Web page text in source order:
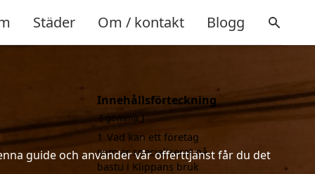
Städer Om / kontakt Blogg
guide och använder vår offerttjänst får du det
Innehållsförteckning
gömma
1 Vad kan ett företag
som är specialiserat på
bastu i Klippans bruk